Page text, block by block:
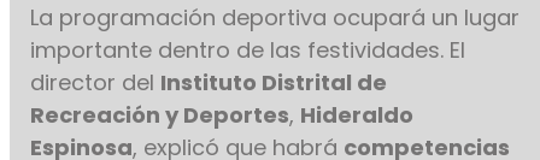
La programación deportiva ocupará un lugar
importante dentro de las festividades. El
director del Instituto Distrital de
Recreación y Deportes, Hideraldo
Espinosa, explicó que habrá competencias